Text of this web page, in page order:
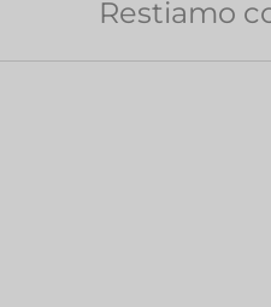
Restiamo